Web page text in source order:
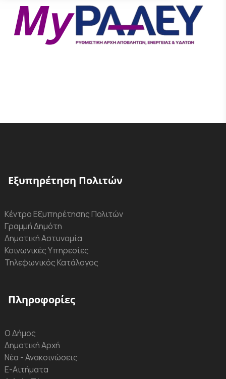
Εξυπηρέτηση Πολιτών
Κέντρο Εξυπηρέτησης Πολιτών
Γραμμή Δημότη
Δημοτική Αστυνομία
Κοινωνικές Υπηρεσίες
Τηλεφωνικός Κατάλογος
Πληροφορίες
Ο Δήμος
Δημοτική Αρχή
Νέα - Ανακοινώσεις
Ε-Αιτήματα